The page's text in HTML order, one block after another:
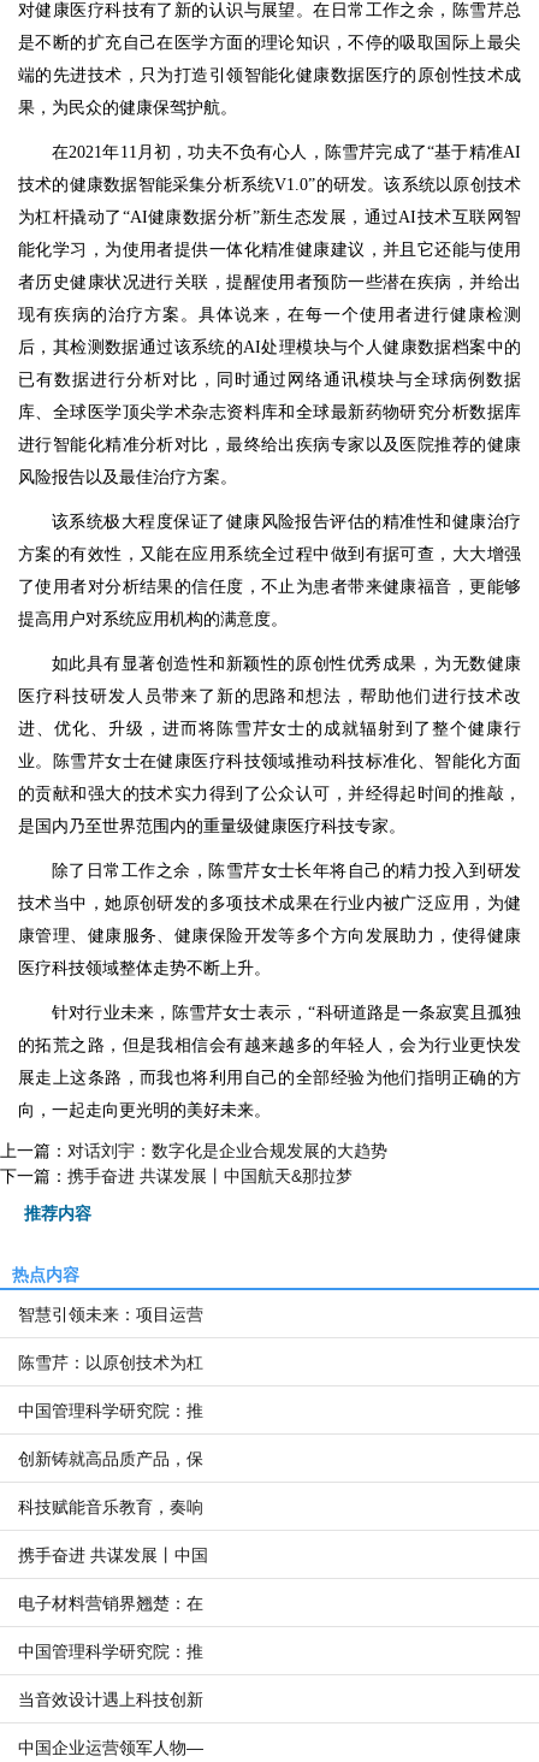
对健康医疗科技有了新的认识与展望。在日常工作之余，陈雪芹总
是不断的扩充自己在医学方面的理论知识，不停的吸取国际上最尖
端的先进技术，只为打造引领智能化健康数据医疗的原创性技术成
果，为民众的健康保驾护航。
在2021年11月初，功夫不负有心人，陈雪芹完成了“基于精准AI
技术的健康数据智能采集分析系统V1.0”的研发。该系统以原创技术
为杠杆撬动了“AI健康数据分析”新生态发展，通过AI技术互联网智
能化学习，为使用者提供一体化精准健康建议，并且它还能与使用
者历史健康状况进行关联，提醒使用者预防一些潜在疾病，并给出
现有疾病的治疗方案。具体说来，在每一个使用者进行健康检测
后，其检测数据通过该系统的AI处理模块与个人健康数据档案中的
已有数据进行分析对比，同时通过网络通讯模块与全球病例数据
库、全球医学顶尖学术杂志资料库和全球最新药物研究分析数据库
进行智能化精准分析对比，最终给出疾病专家以及医院推荐的健康
风险报告以及最佳治疗方案。
该系统极大程度保证了健康风险报告评估的精准性和健康治疗
方案的有效性，又能在应用系统全过程中做到有据可查，大大增强
了使用者对分析结果的信任度，不止为患者带来健康福音，更能够
提高用户对系统应用机构的满意度。
如此具有显著创造性和新颖性的原创性优秀成果，为无数健康
医疗科技研发人员带来了新的思路和想法，帮助他们进行技术改
进、优化、升级，进而将陈雪芹女士的成就辐射到了整个健康行
业。陈雪芹女士在健康医疗科技领域推动科技标准化、智能化方面
的贡献和强大的技术实力得到了公众认可，并经得起时间的推敲，
是国内乃至世界范围内的重量级健康医疗科技专家。
除了日常工作之余，陈雪芹女士长年将自己的精力投入到研发
技术当中，她原创研发的多项技术成果在行业内被广泛应用，为健
康管理、健康服务、健康保险开发等多个方向发展助力，使得健康
医疗科技领域整体走势不断上升。
针对行业未来，陈雪芹女士表示，“科研道路是一条寂寞且孤独
的拓荒之路，但是我相信会有越来越多的年轻人，会为行业更快发
展走上这条路，而我也将利用自己的全部经验为他们指明正确的方
向，一起走向更光明的美好未来。
上一篇： 对话刘宇：数字化是企业合规发展的大趋势
下一篇： 携手奋进 共谋发展丨中国航天&那拉梦
推荐内容
热点内容
智慧引领未来：项目运营
陈雪芹：以原创技术为杠
中国管理科学研究院：推
创新铸就高品质产品，保
科技赋能音乐教育，奏响
携手奋进 共谋发展丨中国
电子材料营销界翘楚：在
中国管理科学研究院：推
当音效设计遇上科技创新
中国企业运营领军人物—